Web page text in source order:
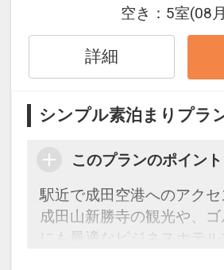
【アクセス】
京成本線京成成田駅東口
ＪＲ成田線東口より徒歩4分
成田空港駅～京成成田駅
◇成田山新勝寺まで徒歩20
◇成田山道まで徒歩5分
◇鹿島スタジアムまで
・車で約80分
空き： 5室(08
詳細
シンプル素泊まりプラ
このプランのポイント
駅近で成田空港へのアクセ
成田山新勝寺の観光や、
にも最適なビジネスホテル